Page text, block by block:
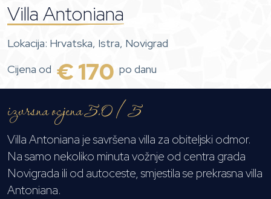
Villa Antoniana
Lokacija: Hrvatska, Istra, Novigrad
Cijena od € 170 po danu
izvrsna ocjena 5.0 / 5
Villa Antoniana je savršena villa za obiteljski odmor.
Na samo nekoliko minuta vožnje od centra grada
Novigrada ili od autoceste, smjestila se prekrasna villa
Antoniana.